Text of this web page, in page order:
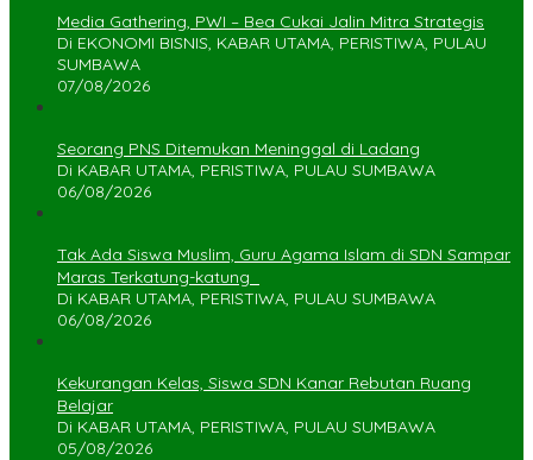
Media Gathering, PWI – Bea Cukai Jalin Mitra Strategis
Di EKONOMI BISNIS, KABAR UTAMA, PERISTIWA, PULAU
SUMBAWA
07/08/2026
Seorang PNS Ditemukan Meninggal di Ladang
Di KABAR UTAMA, PERISTIWA, PULAU SUMBAWA
06/08/2026
Tak Ada Siswa Muslim, Guru Agama Islam di SDN Sampar
Maras Terkatung-katung ‎
Di KABAR UTAMA, PERISTIWA, PULAU SUMBAWA
06/08/2026
Kekurangan Kelas, Siswa SDN Kanar Rebutan Ruang
Belajar
Di KABAR UTAMA, PERISTIWA, PULAU SUMBAWA
05/08/2026